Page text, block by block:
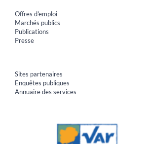
Offres d'emploi
Marchés publics
Publications
Presse
Sites partenaires
Enquêtes publiques
Annuaire des services